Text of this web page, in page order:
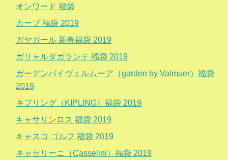
オンワード 福袋
カープ 福袋 2019
ガヤガール 新春福袋 2019
ガリャルダガランテ 福袋 2019
ガーデンバイヴェルムーア（garden by Valmuer）福袋
2019
キプリング（KIPLING）福袋 2019
キャサリンロス 福袋 2019
キャスコ ゴルフ 福袋 2019
キャセリーニ（Casselini）福袋 2019